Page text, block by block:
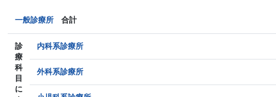
一般診療所 合計
診
療
科
目
に
内科系診療所
外科系診療所